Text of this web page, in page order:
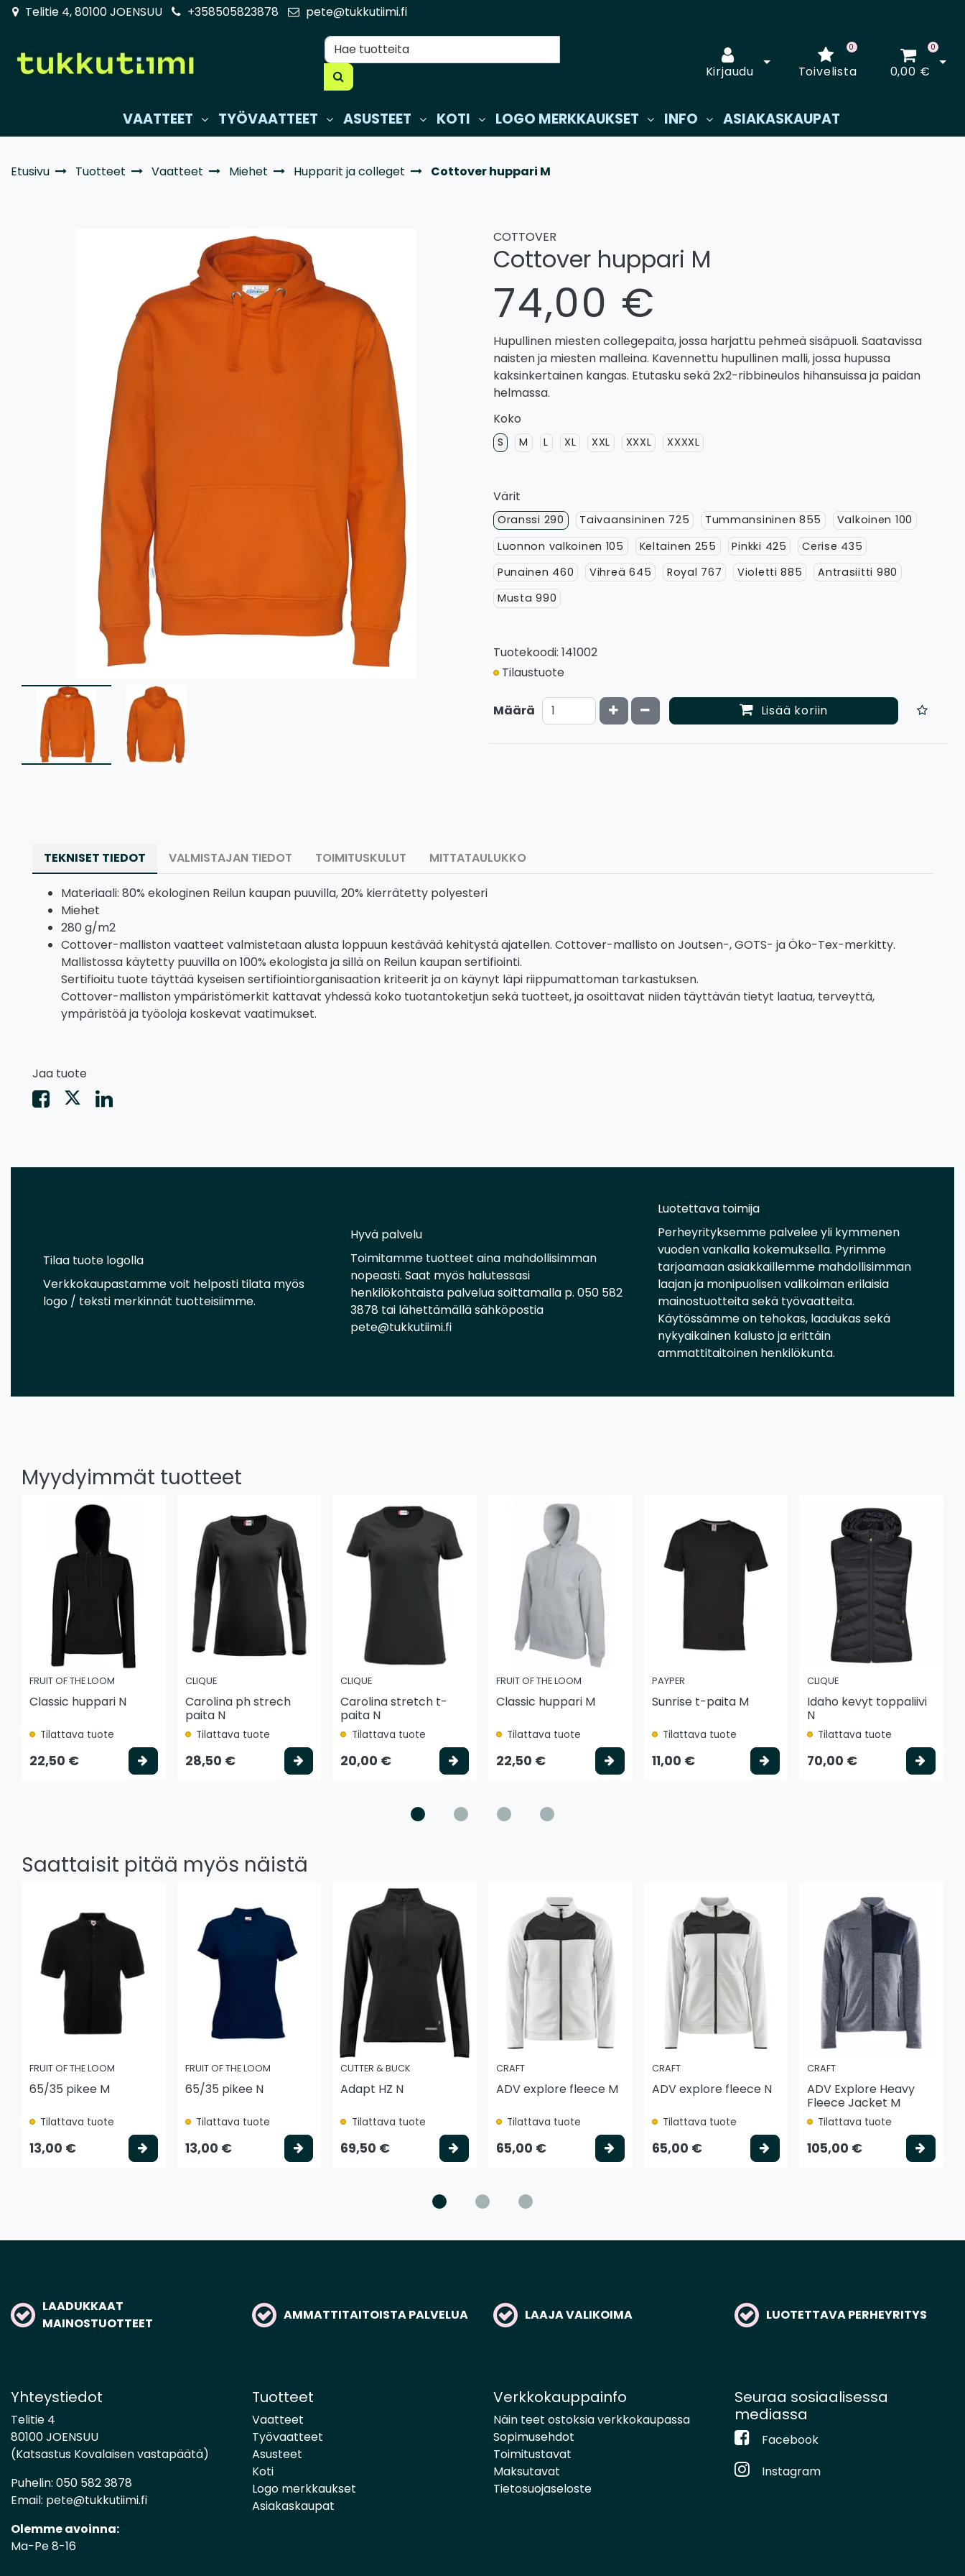
Siirry pääsisältöön
Telitie 4, 80100 JOENSUU +358505823878 pete@tukkutiimi.fi
Kirjaudu
Avaa kirjautuminen
Toivelista
0 0
0,00 €
VAATTEET TYÖVAATTEET ASUSTEET KOTI LOGO MERKKAUKSET INFO ASIAKASKAUPAT
Etusivu Tuotteet Vaatteet Miehet Hupparit ja colleget Cottover huppari M
COTTOVER
Cottover huppari M
74,00 €
Hupullinen miesten collegepaita, jossa harjattu pehmeä sisäpuoli. Saatavissa
naisten ja miesten malleina. Kavennettu hupullinen malli, jossa hupussa
kaksinkertainen kangas. Etutasku sekä 2x2-ribbineulos hihansuissa ja paidan
helmassa.
Koko
S M L XL XXL XXXL XXXXL
Värit
Oranssi 290 Taivaansininen 725 Tummansininen 855
Valkoinen 100
Luonnon valkoinen 105
Keltainen 255 Pinkki 425
Cerise 435
Punainen 460
Vihreä 645 Royal 767 Violetti 885
Antrasiitti 980
Musta 990
Tuotekoodi: 141002
Tilaustuote
Määrä Kasvata määrää
Vähennä määrää Lisää koriin
TEKNISET TIEDOT VALMISTAJAN TIEDOT TOIMITUSKULUT MITTATAULUKKO
Materiaali: 80% ekologinen Reilun kaupan puuvilla, 20% kierrätetty polyesteri
Miehet
280 g/m2
Cottover-malliston vaatteet valmistetaan alusta loppuun kestävää kehitystä ajatellen. Cottover-mallisto on Joutsen-, GOTS- ja Öko-Tex-merkitty.
Mallistossa käytetty puuvilla on 100% ekologista ja sillä on Reilun kaupan sertifiointi.
Sertifioitu tuote täyttää kyseisen sertifiointiorganisaation kriteerit ja on käynyt läpi riippumattoman tarkastuksen.
Cottover-malliston ympäristömerkit kattavat yhdessä koko tuotantoketjun sekä tuotteet, ja osoittavat niiden täyttävän tietyt laatua, terveyttä,
ympäristöä ja työoloja koskevat vaatimukset.
Jaa tuote
Tilaa tuote logolla
Verkkokaupastamme voit helposti tilata myös
logo / teksti merkinnät tuotteisiimme.
Hyvä palvelu
Toimitamme tuotteet aina mahdollisimman
nopeasti. Saat myös halutessasi
henkilökohtaista palvelua soittamalla p. 050 582
3878 tai lähettämällä sähköpostia
pete@tukkutiimi.fi
Luotettava toimija
Perheyrityksemme palvelee yli kymmenen
vuoden vankalla kokemuksella. Pyrimme
tarjoamaan asiakkaillemme mahdollisimman
laajan ja monipuolisen valikoiman erilaisia
mainostuotteita sekä työvaatteita.
Käytössämme on tehokas, laadukas sekä
nykyaikainen kalusto ja erittäin
ammattitaitoinen henkilökunta.
Myydyimmät tuotteet
FRUIT OF THE LOOM
Classic huppari N
Tilattava tuote
22,50 € Valitse vaihtoehto
CLIQUE
Carolina ph strech
paita N
Tilattava tuote
28,50 € Valitse vaihtoehto
CLIQUE
Carolina stretch t-
paita N
Tilattava tuote
20,00 € Valitse vaihtoehto
FRUIT OF THE LOOM
Classic huppari M
Tilattava tuote
22,50 € Valitse vaihtoehto
PAYPER
Sunrise t-paita M
Tilattava tuote
11,00 € Valitse vaihtoehto
CLIQUE
Idaho kevyt toppaliivi
N
Tilattava tuote
70,00 €
Saattaisit pitää myös näistä
FRUIT OF THE LOOM
65/35 pikee M
Tilattava tuote
13,00 € Valitse vaihtoehto
FRUIT OF THE LOOM
65/35 pikee N
Tilattava tuote
13,00 € Valitse vaihtoehto
CUTTER & BUCK
Adapt HZ N
Tilattava tuote
69,50 € Valitse vaihtoehto
CRAFT
ADV explore fleece M
Tilattava tuote
65,00 € Valitse vaihtoehto
CRAFT
ADV explore fleece N
Tilattava tuote
65,00 € Valitse vaihtoehto
CRAFT
ADV Explore Heavy
Fleece Jacket M
Tilattava tuote
105,00 €
LAADUKKAAT
MAINOSTUOTTEET
AMMATTITAITOISTA PALVELUA LAAJA VALIKOIMA LUOTETTAVA PERHEYRITYS
Yhteystiedot
Telitie 4
80100 JOENSUU
(Katsastus Kovalaisen vastapäätä)
Puhelin: 050 582 3878
Email: pete@tukkutiimi.fi
Olemme avoinna:
Ma-Pe 8-16
Tuotteet
Vaatteet
Työvaatteet
Asusteet
Koti
Logo merkkaukset
Asiakaskaupat
Verkkokauppainfo
Näin teet ostoksia verkkokaupassa
Sopimusehdot
Toimitustavat
Maksutavat
Tietosuojaseloste
Seuraa sosiaalisessa
mediassa
Facebook
Instagram